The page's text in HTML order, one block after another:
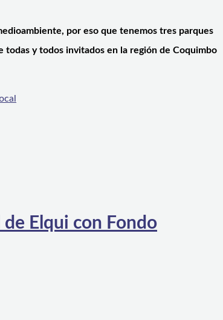
por eso que tenemos tres parques
todas y todos invitados en la región de Coquimbo
Elqui con Fondo